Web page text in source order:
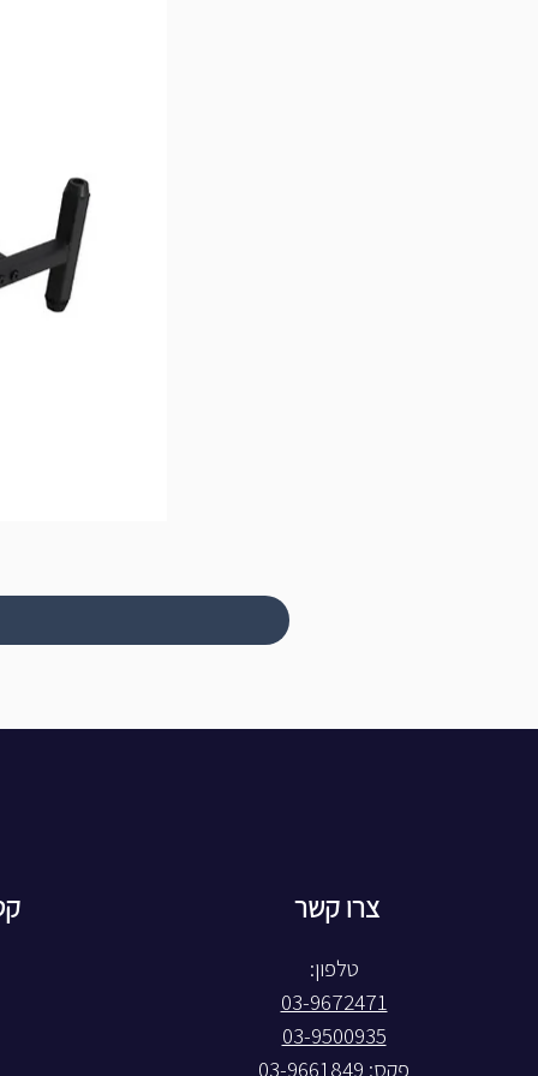
צרו קשר
טלפון:
03-9672471
03-9500935
פקס: 03-9661849